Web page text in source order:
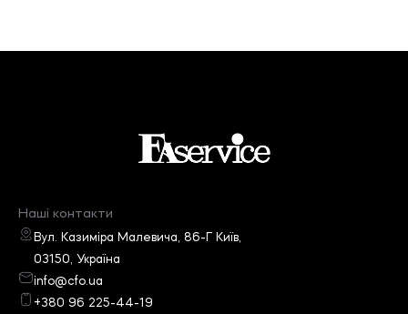
Наші контакти
Вул. Казиміра Малевича, 86-Г Київ,
03150, Україна
info@cfo.ua
+380 96 225-44-19